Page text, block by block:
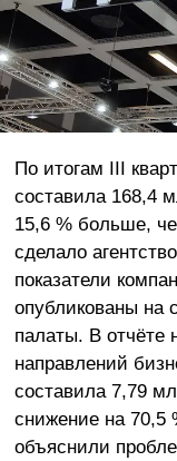
По итогам III
составила 168,4
15,6 % больше,
сделало агентство
показатели
опубликованы на
палаты. В отчёте
направлений
составила 7,79
снижение на 70,5
объяснили